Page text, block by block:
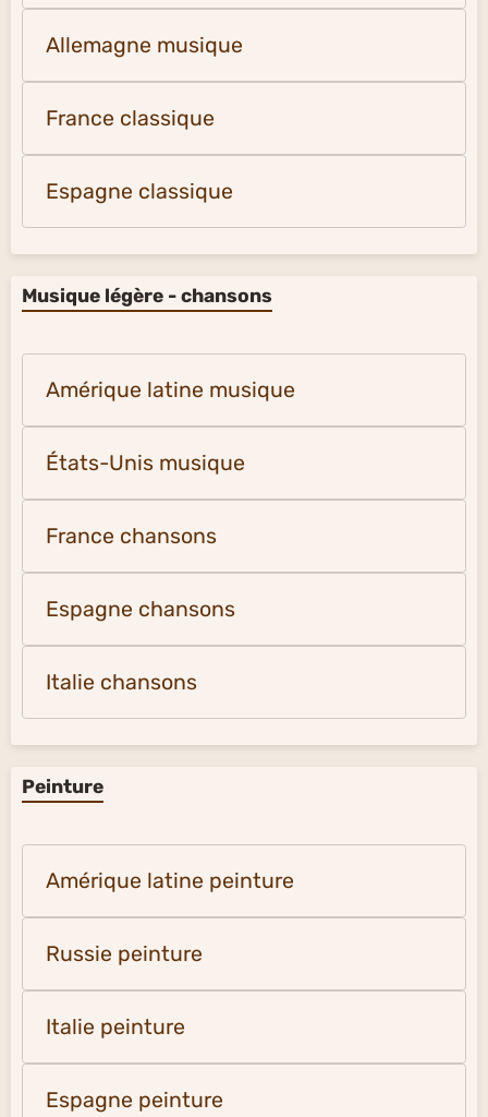
Allemagne musique
France classique
Espagne classique
Musique légère - chansons
Amérique latine musique
États-Unis musique
France chansons
Espagne chansons
Italie chansons
Peinture
Amérique latine peinture
Russie peinture
Italie peinture
Espagne peinture